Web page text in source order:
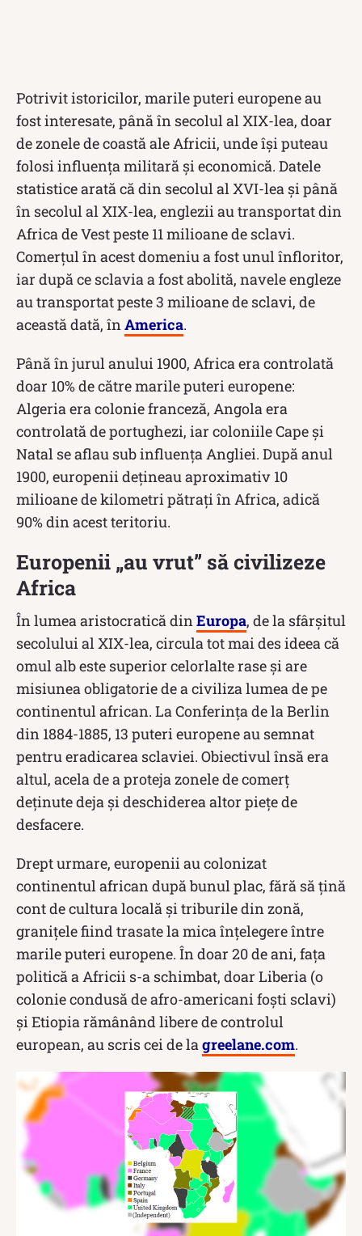
Potrivit istoricilor, marile puteri europene au
fost interesate, până în secolul al XIX-lea, doar
de zonele de coastă ale Africii, unde își puteau
folosi influența militară și economică. Datele
statistice arată că din secolul al XVI-lea și până
în secolul al XIX-lea, englezii au transportat din
Africa de Vest peste 11 milioane de sclavi.
Comerțul în acest domeniu a fost unul înfloritor,
iar după ce sclavia a fost abolită, navele engleze
au transportat peste 3 milioane de sclavi, de
această dată, în America.
Până în jurul anului 1900, Africa era controlată
doar 10% de către marile puteri europene:
Algeria era colonie franceză, Angola era
controlată de portughezi, iar coloniile Cape și
Natal se aflau sub influența Angliei. După anul
1900, europenii dețineau aproximativ 10
milioane de kilometri pătrați în Africa, adică
90% din acest teritoriu.
Europenii „au vrut” să civilizeze
Africa
În lumea aristocratică din Europa, de la sfârșitul
secolului al XIX-lea, circula tot mai des ideea că
omul alb este superior celorlalte rase și are
misiunea obligatorie de a civiliza lumea de pe
continentul african. La Conferința de la Berlin
din 1884-1885, 13 puteri europene au semnat
pentru eradicarea sclaviei. Obiectivul însă era
altul, acela de a proteja zonele de comerț
deținute deja și deschiderea altor piețe de
desfacere.
Drept urmare, europenii au colonizat
continentul african după bunul plac, fără să țină
cont de cultura locală și triburile din zonă,
granițele fiind trasate la mica înțelegere între
marile puteri europene. În doar 20 de ani, fața
politică a Africii s-a schimbat, doar Liberia (o
colonie condusă de afro-americani foști sclavi)
și Etiopia rămânând libere de controlul
european, au scris cei de la greelane.com.